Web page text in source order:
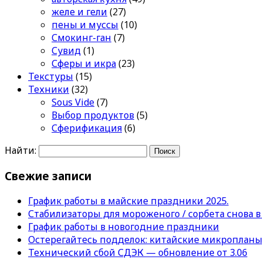
желе и гели (27)
пены и муссы (10)
Смокинг-ган (7)
Сувид(1)
Сферы и икра(23)
Текстуры (15)
Техники (32)
Sous Vide(7)
Выбор продуктов(5)
Сферификация(6)
Найти:
Свежие записи
График работы в майские праздники 2025.
Стабилизаторы для мороженого / сорбета снова
График работы в новогодние праздники
Остерегайтесь подделок: китайские
Технический сбой СДЭК — обновление от 3.06